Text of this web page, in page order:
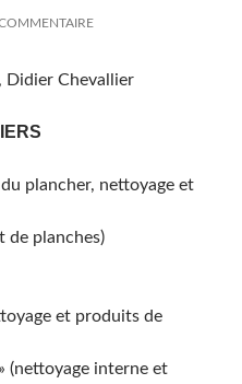
Didier Chevallier
plancher, nettoyage et
de planches)
et produits de
(nettoyage interne et